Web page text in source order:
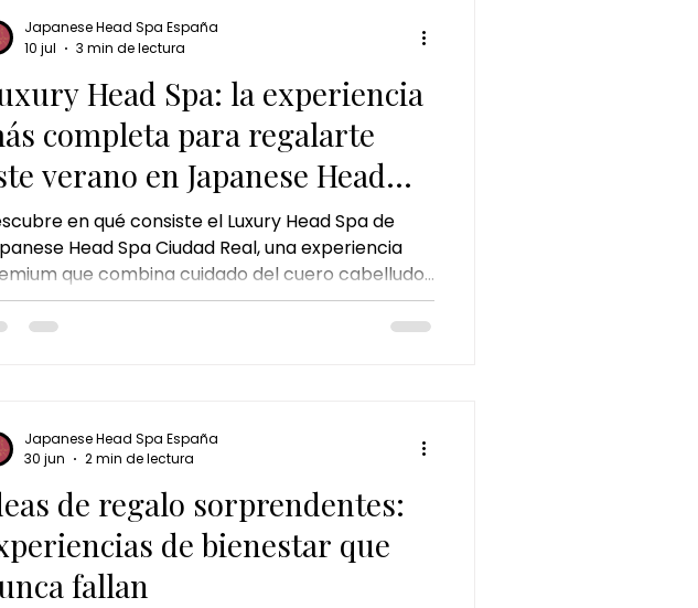
Head Spa: la experiencia
completa para regalarte
verano en Japanese Head
Ciudad Real
en qué consiste el Luxury Head Spa de
Head Spa Ciudad Real, una experiencia
que combina cuidado del cuero cabelludo,
corporal y relajación. Conoce sus beneficios,
incluye, para quién está recomendado y por qué
Japanese Head Spa España
10 jul
3 min de lectura
de regalo sorprendentes:
de bienestar que
fallan
Japanese Head Spa España
30 jun
2 min de lectura